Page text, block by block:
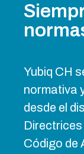
Yubiq CH
normativa
desde el
Directrices
Código de